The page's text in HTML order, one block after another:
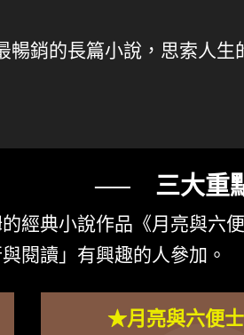
暢銷的長篇小說，思索人生
── 三大重
經典小說作品《月亮與六
閱讀」有興趣的人參加。
★月亮與六便